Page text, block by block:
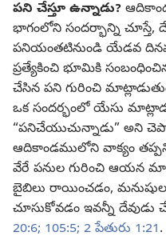
పని చేస్తూ ఉన్నాడు?
భాగంలోని సందర్భాన్ని చూస్తే,
పనియంతటినుండి యేడవ
ప్రత్యేకించి భూమికి
చేసిన పని గురించి
ఒక సందర్భంలో యేసు
“పనిచేయుచున్నాడు” అని
ఆదికాండములోని వాక్యం
వేరే పనుల గురించి ఆయన
బైబిలు రాయించడం,
చూసుకోవడం ఇవన్నీ
20:6; 105:5; 2 పేతురు 1:21.